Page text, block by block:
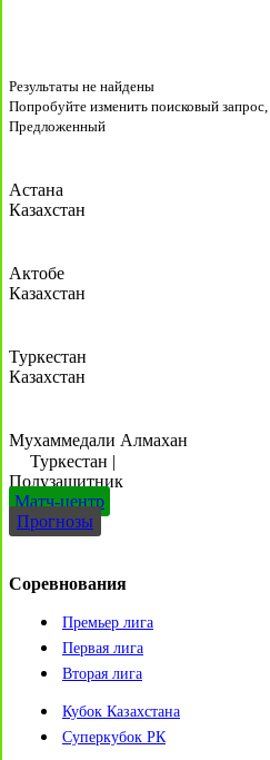
Результаты не найдены
Попробуйте изменить поисковый
Предложенный
Астана
Казахстан
Актобе
Казахстан
Туркестан
Казахстан
Мухаммедали Алмахан
Туркестан |
Полузащитник
Матч-центр
Прогнозы
Соревнования
Премьер лига
Первая лига
Вторая лига
Кубок Казахстана
Суперкубок РК